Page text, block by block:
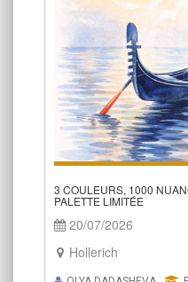
3 COULEURS, 1000
PALETTE LIMITÉE
20/07/2026
Hollerich